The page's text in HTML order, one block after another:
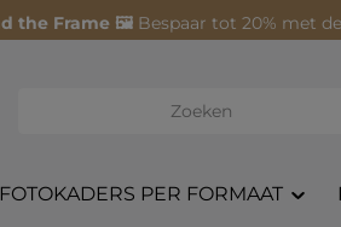
the Frame 🖼️ Bespaar tot 20% met
FOTOKADERS PER FORMAAT